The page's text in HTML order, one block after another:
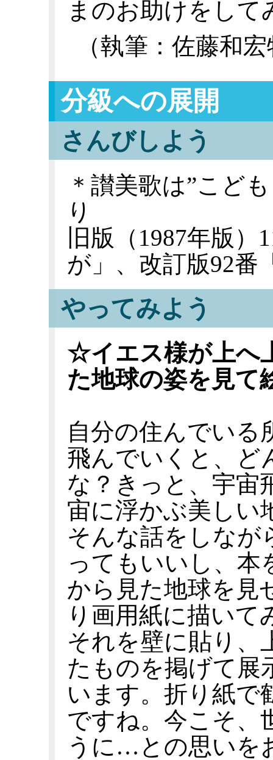
まのお助けをして
（執筆：佐藤和
分級への展開
さんびしよう
＊讃美歌は”こど
り
旧版（1987年版
が」、改訂版92番
やってみよう
☆イエス様が上へ
た地球の姿を見て
自分の住んでいる
飛んでいくと、ど
な？きっと、宇宙
宙に浮かぶ美しい
そんな話をしなが
ってもいいし、本
から見た地球を見
り画用紙に描いて
それを壁に貼り、
たものを掲げて展
います。折り紙で
ですね。今こそ、
うに…との思いを